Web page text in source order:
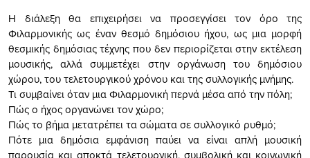
Η διάλεξη θα επιχειρήσει να προσεγγίσει τον όρο της
Φιλαρμονικής ως έναν θεσμό δημόσιου ήχου, ως μια μορφή
θεσμικής δημόσιας τέχνης που δεν περιορίζεται στην εκτέλεση
μουσικής, αλλά συμμετέχει στην οργάνωση του δημόσιου
χώρου, του τελετουργικού χρόνου και της συλλογικής μνήμης.
Τι συμβαίνει όταν μια Φιλαρμονική περνά μέσα από την πόλη;
Πώς ο ήχος οργανώνει τον χώρο;
Πώς το βήμα μετατρέπει τα σώματα σε συλλογικό ρυθμό;
Πότε μια δημόσια εμφάνιση παύει να είναι απλή μουσική
παρουσία και αποκτά τελετουργική, συμβολική και κοινωνική